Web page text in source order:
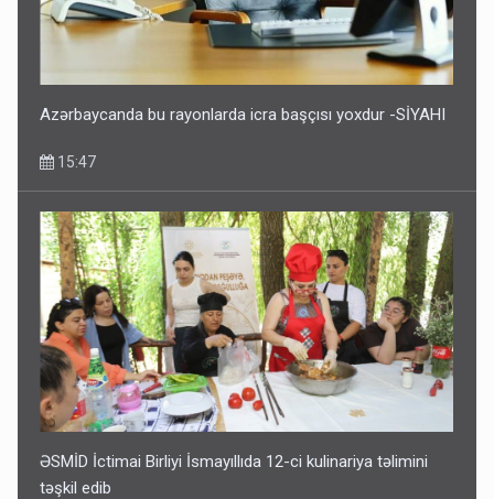
Azərbaycanda bu rayonlarda icra başçısı yoxdur -SİYAHI
15:47
ƏSMİD İctimai Birliyi İsmayıllıda 12-ci kulinariya təlimini
təşkil edib